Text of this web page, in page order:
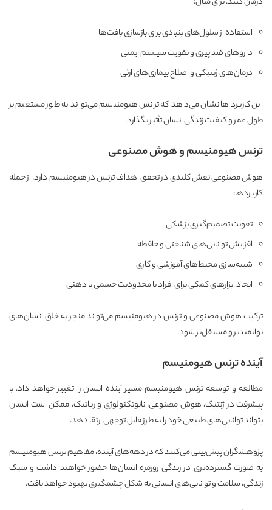
استفاده از سلول‌های بنیادی برای بازسازی بافت‌ها
داروهای ضد پیری و تقویت سیستم ایمنی
درمان‌های ژنتیکی و اصلاح بیماری‌های ارثی
این کاربردها نشان می‌دهد که ترنس هیومنیسم می‌تواند به طور مستقیم بر
طول عمر و کیفیت زندگی انسان تأثیر بگذارد.
ترنس هیومنیسم و هوش مصنوعی
هوش مصنوعی نقش کلیدی در تحقق اهداف ترنس در هیومنیسم دارد. از جمله
کاربردها:
تقویت تصمیم‌گیری پزشکی
افزایش توانایی‌های شناختی و حافظه
شبیه‌سازی محیط‌های آموزشی و کاری
ایجاد ابزارهای کمکی برای افراد با محدودیت جسمی یا ذهنی
ترکیب هوش مصنوعی و ترنس در هیومنیسم می‌تواند منجر به خلق انسان‌های
توانمندتر و مستقل‌تر شود.
آینده ترنس هیومنیسم
مطالعه و توسعه ترنس هیومنیسم مسیر آینده انسان را تغییر خواهد داد. با
پیشرفت در ژنتیک، هوش مصنوعی، نانوتکنولوژی و رباتیک، ممکن است انسان
بتواند توانایی‌های طبیعی خود را به طرز قابل توجهی ارتقا دهد.
پژوهشگران پیش‌بینی می‌کنند که در دهه‌های آینده، مفاهیم ترنس هیومنیسم
به صورت گسترده‌تری در زندگی روزمره انسان‌ها حضور خواهند داشت و سبک
زندگی، سلامت و توانایی‌های انسانی به شکل چشمگیری بهبود خواهد یافت.